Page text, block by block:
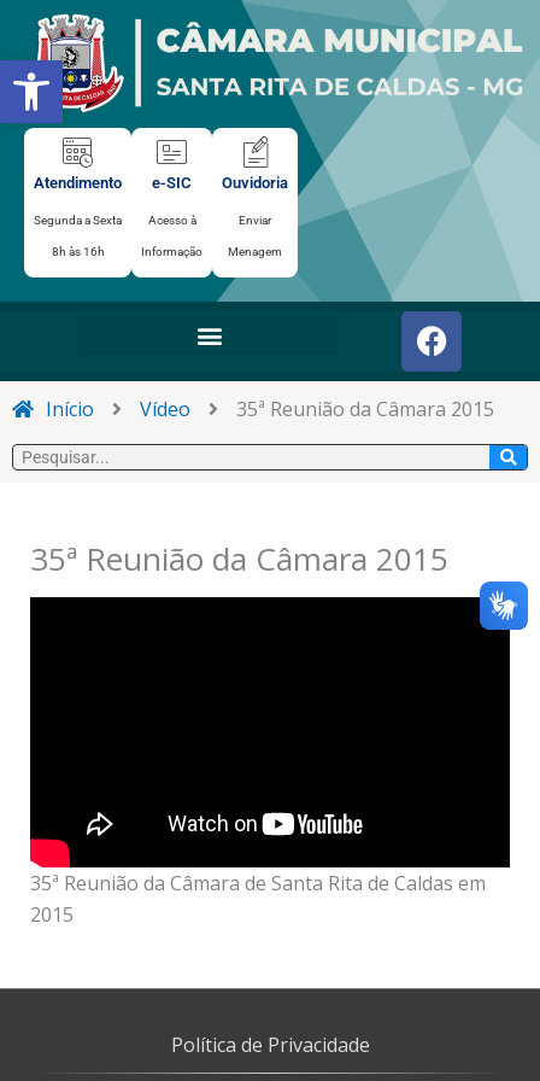
Abrir a barra de ferramentas
para
conteúdo
Atendimento
Segunda a Sexta
8h às 16h
e-SIC
Acesso à
Informação
Ouvidoria
Enviar
Menagem
F
a
c
e
b
o
Início Vídeo
35ª Reunião da Câmara 2015
Pesquisar
35ª Reunião da Câmara 2015
35ª Reunião da Câmara de Santa Rita de Caldas em
2015
Política de Privacidade